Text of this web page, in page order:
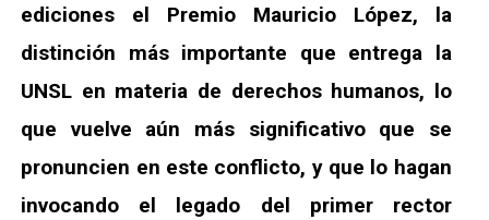
ediciones el Premio Mauricio López, la
distinción más importante que entrega la
UNSL en materia de derechos humanos, lo
que vuelve aún más significativo que se
pronuncien en este conflicto, y que lo hagan
invocando el legado del primer rector